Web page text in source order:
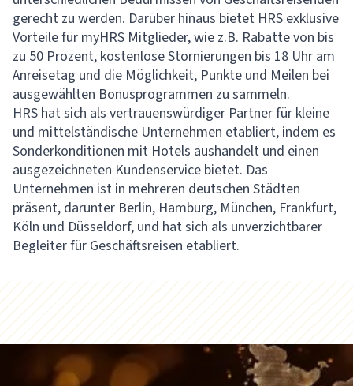
gerecht zu werden. Darüber hinaus bietet HRS exklusive
Vorteile für myHRS Mitglieder, wie z.B. Rabatte von bis
zu 50 Prozent, kostenlose Stornierungen bis 18 Uhr am
Anreisetag und die Möglichkeit, Punkte und Meilen bei
ausgewählten Bonusprogrammen zu sammeln.
HRS hat sich als vertrauenswürdiger Partner für kleine
und mittelständische Unternehmen etabliert, indem es
Sonderkonditionen mit Hotels aushandelt und einen
ausgezeichneten Kundenservice bietet. Das
Unternehmen ist in mehreren deutschen Städten
präsent, darunter Berlin, Hamburg, München, Frankfurt,
Köln und Düsseldorf, und hat sich als unverzichtbarer
Begleiter für Geschäftsreisen etabliert.